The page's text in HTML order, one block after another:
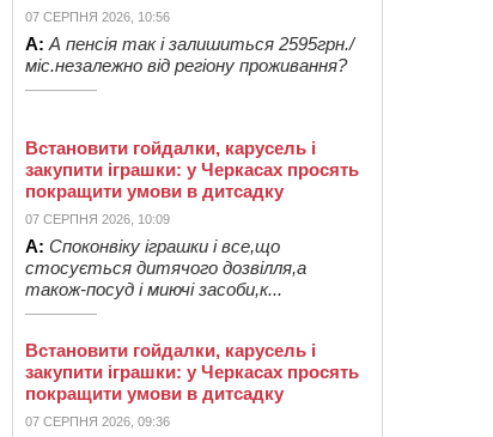
07 СЕРПНЯ 2026, 10:56
А: А пенсія так і залишиться 2595грн./
міс.незалежно від регіону проживання?
Встановити гойдалки, карусель і
закупити іграшки: у Черкасах просять
покращити умови в дитсадку
07 СЕРПНЯ 2026, 10:09
А: Споконвіку іграшки і все,що
стосується дитячого дозвілля,а
також-посуд і миючі засоби,к...
Встановити гойдалки, карусель і
закупити іграшки: у Черкасах просять
покращити умови в дитсадку
07 СЕРПНЯ 2026, 09:36